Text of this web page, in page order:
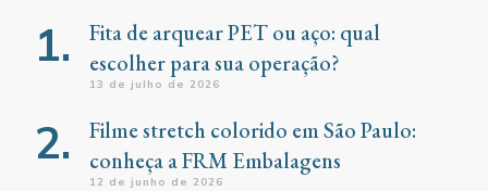
Fita de arquear PET ou aço: qual
escolher para sua operação?
13 de julho de 2026
Filme stretch colorido em São Paulo:
conheça a FRM Embalagens
12 de junho de 2026